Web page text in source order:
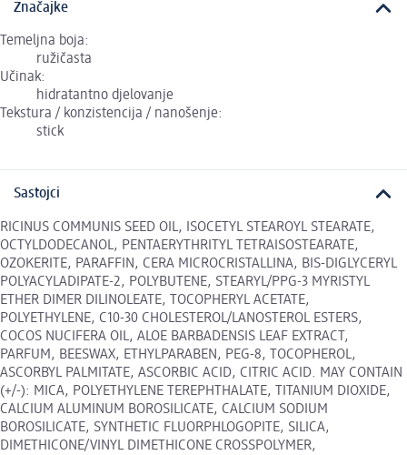
Značajke
Temeljna boja:
ružičasta
Učinak:
hidratantno djelovanje
Tekstura / konzistencija / nanošenje:
stick
Sastojci
RICINUS COMMUNIS SEED OIL, ISOCETYL STEAROYL STEARATE,
OCTYLDODECANOL, PENTAERYTHRITYL TETRAISOSTEARATE,
OZOKERITE, PARAFFIN, CERA MICROCRISTALLINA, BIS-DIGLYCERYL
POLYACYLADIPATE-2, POLYBUTENE, STEARYL/PPG-3 MYRISTYL
ETHER DIMER DILINOLEATE, TOCOPHERYL ACETATE,
POLYETHYLENE, C10-30 CHOLESTEROL/LANOSTEROL ESTERS,
COCOS NUCIFERA OIL, ALOE BARBADENSIS LEAF EXTRACT,
PARFUM, BEESWAX, ETHYLPARABEN, PEG-8, TOCOPHEROL,
ASCORBYL PALMITATE, ASCORBIC ACID, CITRIC ACID. MAY CONTAIN
(+/-): MICA, POLYETHYLENE TEREPHTHALATE, TITANIUM DIOXIDE,
CALCIUM ALUMINUM BOROSILICATE, CALCIUM SODIUM
BOROSILICATE, SYNTHETIC FLUORPHLOGOPITE, SILICA,
DIMETHICONE/VINYL DIMETHICONE CROSSPOLYMER,